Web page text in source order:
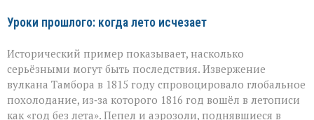
Уроки прошлого: когда лето исчезает
Исторический пример показывает, насколько
серьёзными могут быть последствия. Извержение
вулкана Тамбора в 1815 году спровоцировало глобальное
похолодание, из‑за которого 1816 год вошёл в летописи
как «год без лета». Пепел и аэрозоли, поднявшиеся в